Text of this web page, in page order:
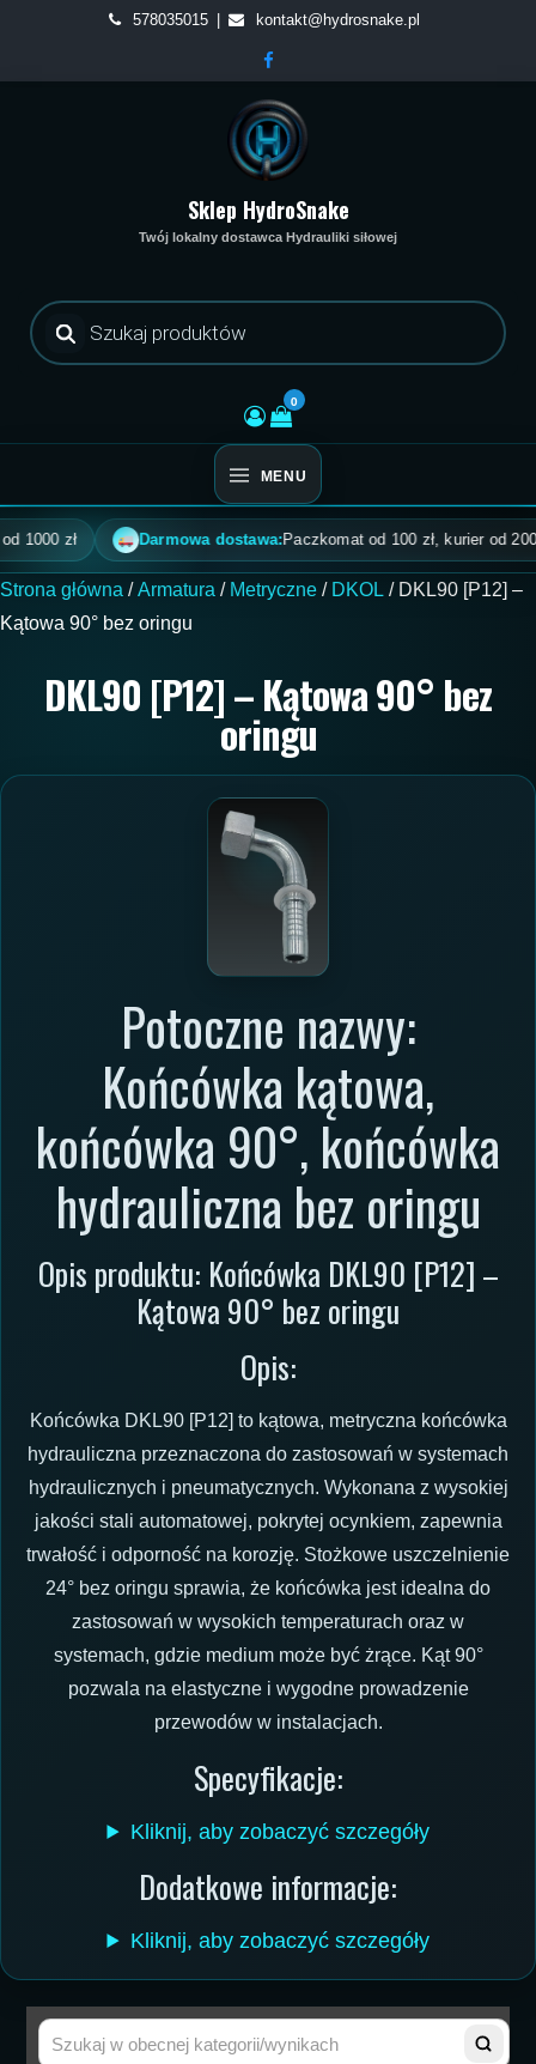
content
578035015 kontakt@hydrosnake.pl
Sklep HydroSnake
Twój lokalny dostawca Hydrauliki siłowej
Wyszukiwarka
produktów
0
MENU
zł Darmowa dostawa:Paczkomat od 100 zł, kurier od 200
Strona główna /Armatura / Metryczne / DKOL / DKL90 [P12] –
Kątowa 90° bez oringu
DKL90 [P12] – Kątowa 90° bez
oringu
Potoczne nazwy:
Końcówka kątowa,
końcówka 90°, końcówka
hydrauliczna bez oringu
Opis produktu: Końcówka DKL90 [P12] –
Kątowa 90° bez oringu
Opis:
Końcówka DKL90 [P12] to kątowa, metryczna końcówka
hydrauliczna przeznaczona do zastosowań w systemach
hydraulicznych i pneumatycznych. Wykonana z wysokiej
jakości stali automatowej, pokrytej ocynkiem, zapewnia
trwałość i odporność na korozję. Stożkowe uszczelnienie
24° bez oringu sprawia, że końcówka jest idealna do
zastosowań w wysokich temperaturach oraz w
systemach, gdzie medium może być żrące. Kąt 90°
pozwala na elastyczne i wygodne prowadzenie
przewodów w instalacjach.
Specyfikacje:
Kliknij, aby zobaczyć szczegóły
Dodatkowe informacje:
Kliknij, aby zobaczyć szczegóły